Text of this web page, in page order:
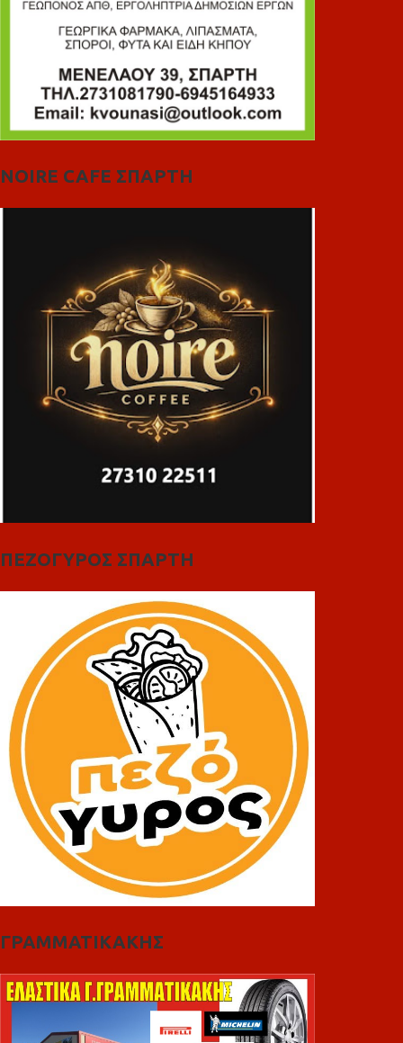
NOIRE CAFE ΣΠΑΡΤΗ
ΠΕΖΟΓΥΡΟΣ ΣΠΑΡΤΗ
ΓΡΑΜΜΑΤΙΚΑΚΗΣ